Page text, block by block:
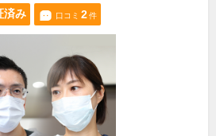
済み 口コミ 2件